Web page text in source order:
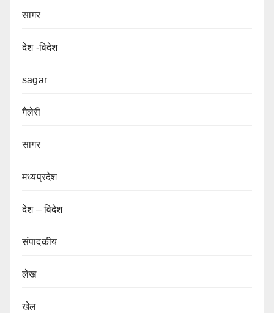
सागर
देश -विदेश
sagar
गैलेरी
सागर
मध्यप्रदेश
देश – विदेश
संपादकीय
लेख
खेल